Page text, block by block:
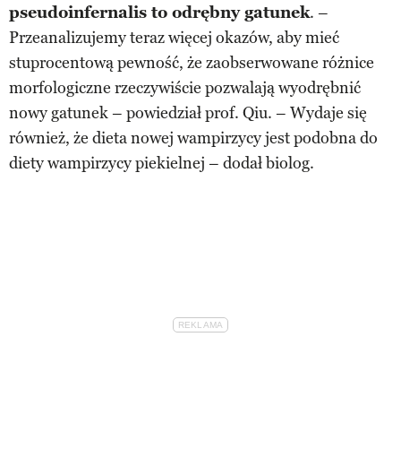
pseudoinfernalis to odrębny gatunek. –
Przeanalizujemy teraz więcej okazów, aby mieć
stuprocentową pewność, że zaobserwowane różnice
morfologiczne rzeczywiście pozwalają wyodrębnić
nowy gatunek – powiedział prof. Qiu. – Wydaje się
również, że dieta nowej wampirzycy jest podobna do
diety wampirzycy piekielnej – dodał biolog.